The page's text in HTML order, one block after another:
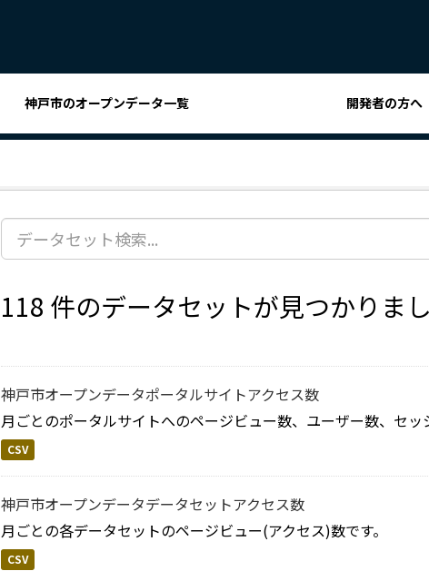
神戸市のオープンデータ一覧 開発者の方へ
118 件のデータセットが見つかりま
神戸市オープンデータポータルサイトアクセス数
月ごとのポータルサイトへのページビュー数、ユーザー数、セッ
CSV
神戸市オープンデータデータセットアクセス数
月ごとの各データセットのページビュー(アクセス)数です。
CSV